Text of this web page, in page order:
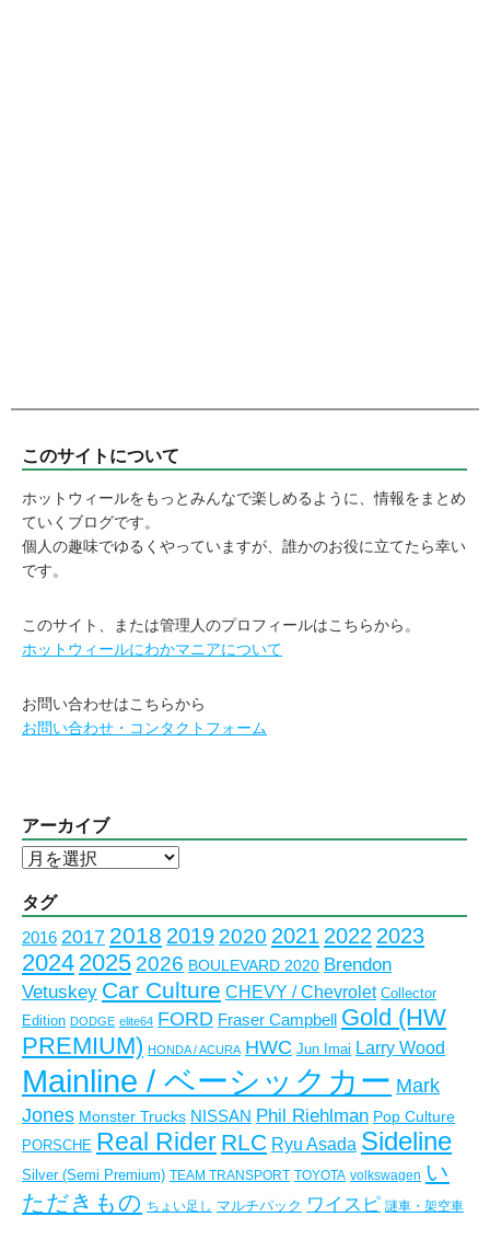
このサイトについて
ホットウィールをもっとみんなで楽しめるように、情報をまとめ
ていくブログです。
個人の趣味でゆるくやっていますが、誰かのお役に立てたら幸い
です。
このサイト、または管理人のプロフィールはこちらから。
ホットウィールにわかマニアについて
お問い合わせはこちらから
お問い合わせ・コンタクトフォーム
アーカイブ
ア
カ
ブ
タグ
2016 2017 2018 2019 2020 2021 2022 2023
2024 2025 2026 BOULEVARD 2020 Brendon
Vetuskey Car Culture CHEVY / Chevrolet Collector
Edition DODGE elite64 FORD Fraser Campbell
Gold (HW
PREMIUM) HONDA / ACURA HWC Jun Imai Larry Wood
Mainline / ベーシックカー Mark
Jones Monster Trucks NISSAN Phil Riehlman Pop Culture
PORSCHE Real Rider RLC Ryu Asada Sideline
Silver (Semi Premium) TEAM TRANSPORT TOYOTA volkswagen い
ただきもの ちょい足し マルチパック ワイスピ 謎車・架空車